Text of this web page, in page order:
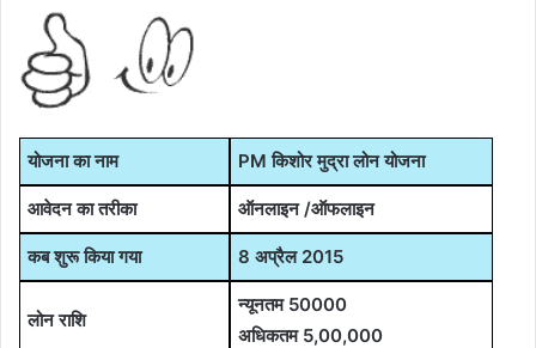
योजना का नाम PM किशोर मुद्रा लोन योजना
आवेदन का तरीका ऑनलाइन /ऑफलाइन
कब शुरू किया गया 8 अप्रैल 2015
लोन राशि
न्यूनतम 50000
अधिकतम 5,00,000